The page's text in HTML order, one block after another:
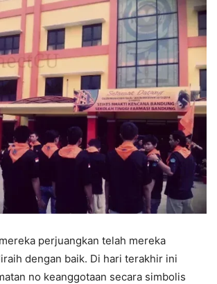
perjuangkan telah mereka
dengan baik. Di hari terakhir ini
no keanggotaan secara simbolis